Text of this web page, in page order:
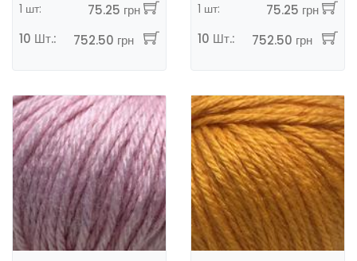
1 шт:
75.25 грн
10 Шт.:
752.50 грн
1 шт:
75.25 грн
10 Шт.:
752.50 грн